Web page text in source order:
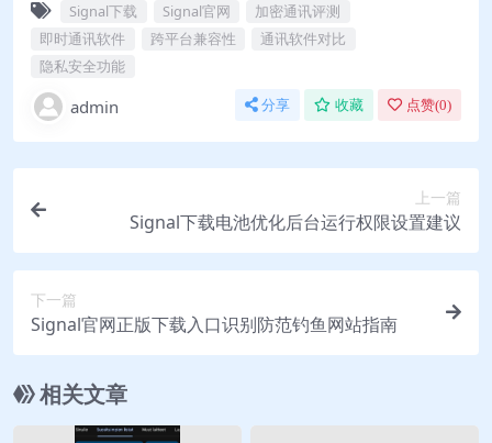
Signal下载 Signal官网
加密通讯评测
即时通讯软件
跨平台兼容性
通讯软件对比
隐私安全功能
admin 分享 收藏 点赞(0)
上一篇
Signal下载电池优化后台运行权限设置建议
下一篇
Signal官网正版下载入口识别防范钓鱼网站指南
相关文章